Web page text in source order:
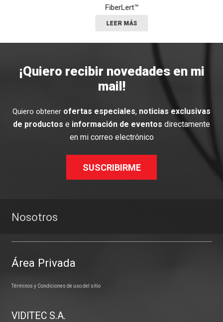
FiberLert™
LEER MÁS
¡Quiero recibir novedades en mi
mail!
Quiero obtener ofertas especiales, noticias exclusivas
de productos e información de eventos directamente
en mi correo electrónico
SUSCRIBIRME
Nosotros
Área Privada
Términos y Condiciones de uso del sitio
VIDITEC S.A.